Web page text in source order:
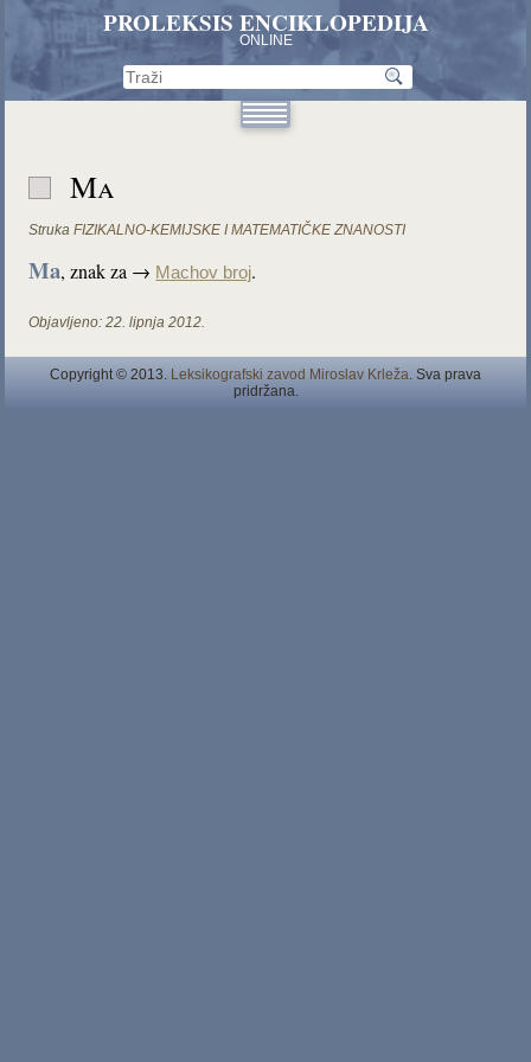
PROLEKSIS ENCIKLOPEDIJA
ONLINE
Ma
Struka FIZIKALNO-KEMIJSKE I MATEMATIČKE ZNANOSTI
Ma, znak za → Machov broj.
Objavljeno: 22. lipnja 2012.
Copyright © 2013. Leksikografski zavod Miroslav Krleža. Sva prava
pridržana.